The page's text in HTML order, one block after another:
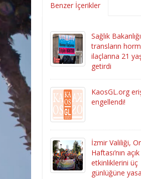
Benzer İçerikler
Sağlık
transların
ilaçlarına 21 yaş
getirdi
KaosGL.org
engellendi!
İzmir Valiliği,
Haftası’nın
etkinliklerini üç
günlüğüne